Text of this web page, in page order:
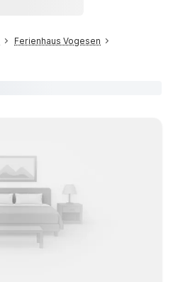
Ferienhaus Vogesen